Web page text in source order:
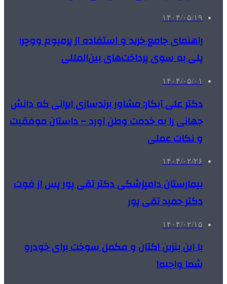
۱۴۰۴/۰۵/۱۹
راهنمای جامع خرید و استفاده از پرمیوم ووچر؛
پلی به سوی پرداخت‌های بین‌المللی
۱۴۰۴/۰۵/۰۱
دکتر علی آبکار: مشاور برندسازی ایرانی که دانش
جهانی را به خدمت وطن آورد – داستان موفقیت
و نکات عملی
۱۴۰۴/۰۲/۲۶
بیمارستان دامپزشکی دکتر تقی پور پس از فوت
دکتر حمید تقی پور
۱۴۰۴/۰۲/۱۵
با این بنزین اکتان و مکمل سوخت برای خودرو
شما واجبه!